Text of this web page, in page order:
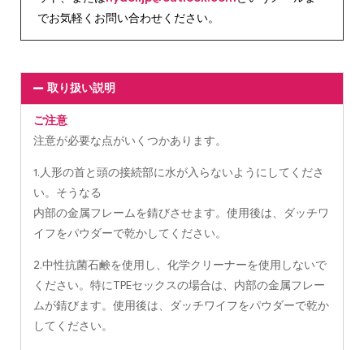
でお気軽くお問い合わせください。
取り扱い説明
ご注意
注意が必要な点がいくつかあります。
1.人形の首と頭の接続部に水が入らないようにしてくださ
い。そうなる
内部の金属フレームを錆びさせます。使用後は、ダッチワ
イフをパウダーで乾かしてください。
2.中性抗菌石鹸を使用し、化学クリーナーを使用しないで
ください。特にTPEセックスの場合は、内部の金属フレー
ムが錆びます。使用後は、ダッチワイフをパウダーで乾か
してください。